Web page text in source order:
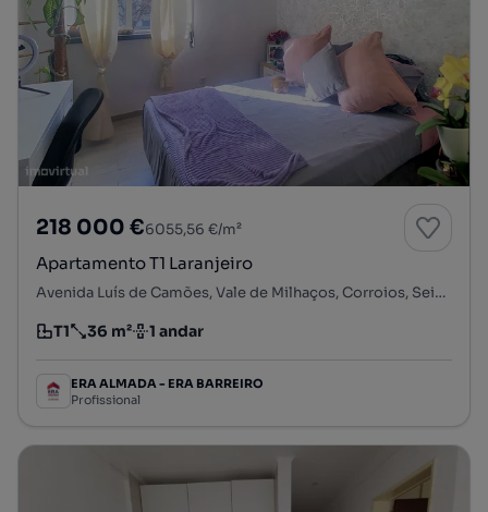
218 000 €6055,56 €/m²
Apartamento T1 Laranjeiro
Avenida Luís de Camões, Vale de Milhaços, Corroios, Seixal, Setúbal
Tipologia
T1
Preço por metro quadrado
36 m²
Andar 1 andar
ERA ALMADA - ERA BARREIRO
Profissional